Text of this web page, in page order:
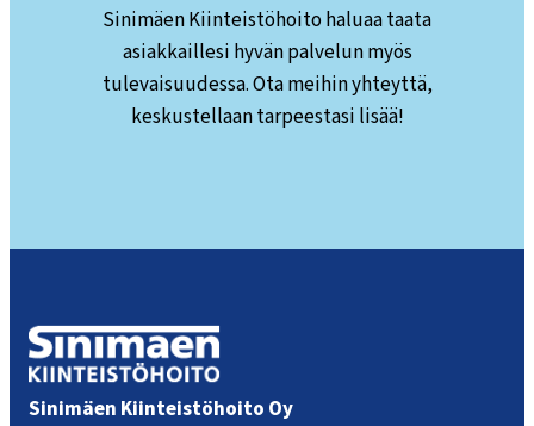
Sinimäen Kiinteistöhoito haluaa taata
asiakkaillesi hyvän palvelun myös
tulevaisuudessa. Ota meihin yhteyttä,
keskustellaan tarpeestasi lisää!
Sinimäen Kiinteistöhoito Oy